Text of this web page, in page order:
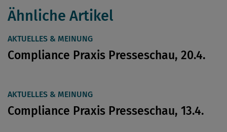
Ähnliche Artikel
AKTUELLES & MEINUNG
Compliance Praxis Presseschau, 20.4.
AKTUELLES & MEINUNG
Compliance Praxis Presseschau, 13.4.